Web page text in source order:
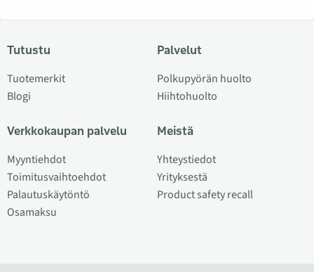
Tutustu
Tuotemerkit
Blogi
Verkkokaupan palvelu
Myyntiehdot
Toimitusvaihtoehdot
Palautuskäytöntö
Osamaksu
Palvelut
Polkupyörän huolto
Hiihtohuolto
Meistä
Yhteystiedot
Yrityksestä
Product safety recall